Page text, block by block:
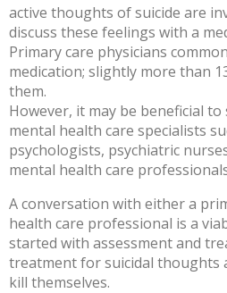
active thoughts of suicide are
discuss these feelings with a
Primary care physicians
medication; slightly more than
them.
However, it may be beneficial
mental health care specialists
psychologists, psychiatric
mental health care
A conversation with either a
health care professional is a
started with assessment and
treatment for suicidal thoughts
kill themselves.